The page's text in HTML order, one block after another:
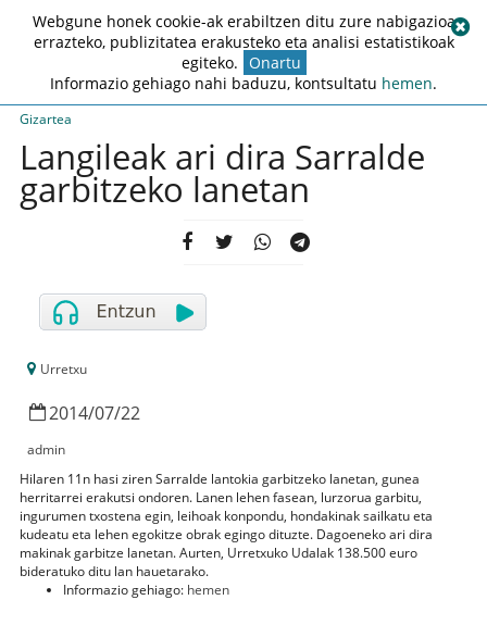
Gizartea
Langileak ari dira Sarralde
garbitzeko lanetan
Urretxu
2014/07/22
admin
Hilaren 11n hasi ziren Sarralde lantokia garbitzeko lanetan, gunea
herritarrei erakutsi ondoren. Lanen lehen fasean, lurzorua garbitu,
ingurumen txostena egin, leihoak konpondu, hondakinak sailkatu eta
kudeatu eta lehen egokitze obrak egingo dituzte. Dagoeneko ari dira
makinak garbitze lanetan. Aurten, Urretxuko Udalak 138.500 euro
bideratuko ditu lan hauetarako.
Informazio gehiago: hemen
Webgune honek cookie-ak erabiltzen ditu zure nabigazioa
errazteko, publizitatea erakusteko eta analisi estatistikoak
egiteko. Onartu
Informazio gehiago nahi baduzu, kontsultatu hemen.